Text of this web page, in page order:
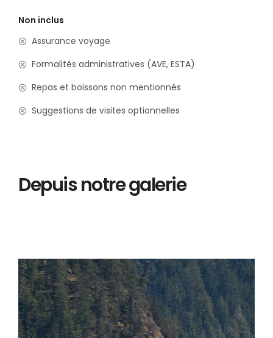
Non inclus
Assurance voyage
Formalités administratives (AVE, ESTA)
Repas et boissons non mentionnés
Suggestions de visites optionnelles
Depuis notre galerie